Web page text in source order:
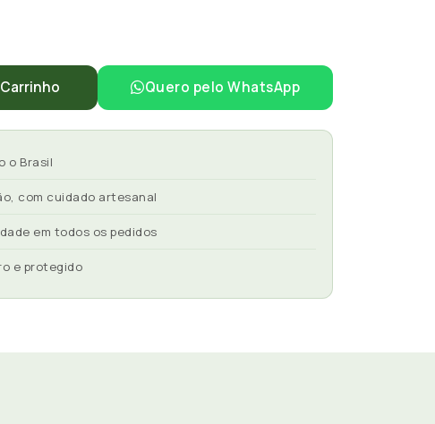
Quero pelo WhatsApp
o Brasil
com cuidado artesanal
em todos os pedidos
e protegido